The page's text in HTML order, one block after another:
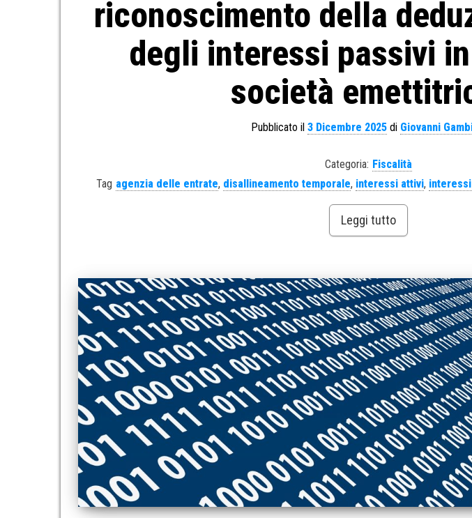
riconoscimento della
degli interessi passivi
società
Pubblicato il3 Dicembre 2025 di Giovanni
Categoria: Fiscalità
Tag agenzia delle entrate, disallineamento temporale, interessi attivi,
Leggi tutto